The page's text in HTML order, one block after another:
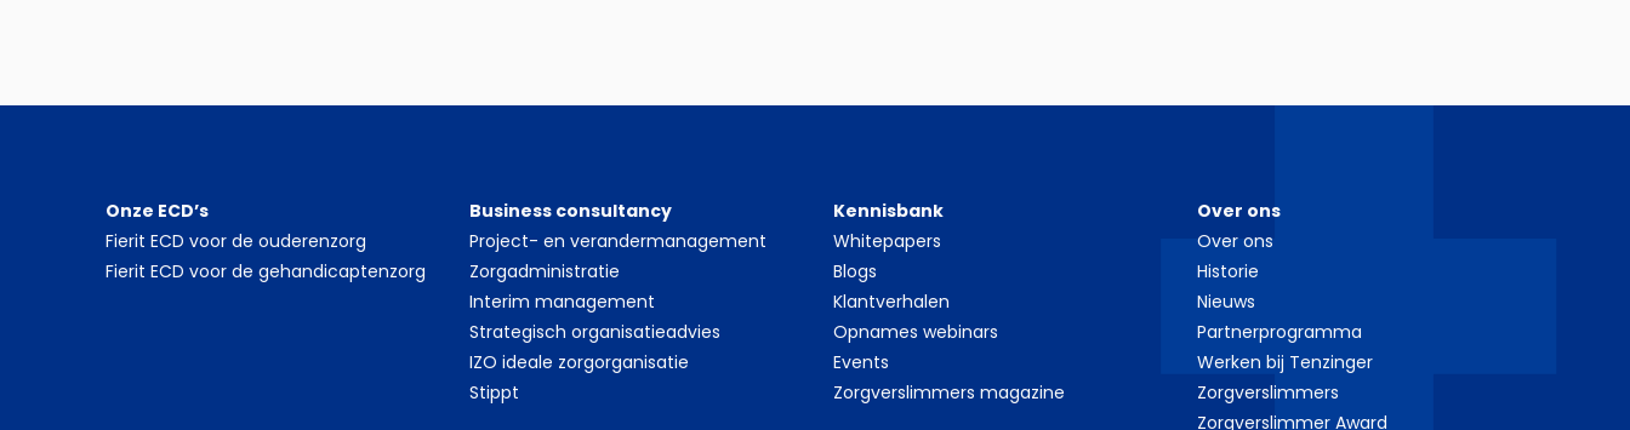
Onze ECD’s
Fierit ECD voor de ouderenzorg
Fierit ECD voor de gehandicaptenzorg
Business consultancy
Project- en verandermanagement
Zorgadministratie
Interim management
Strategisch organisatieadvies
IZO ideale zorgorganisatie
Stippt
Kennisbank
Whitepapers
Blogs
Klantverhalen
Opnames webinars
Events
Zorgverslimmers magazine
Over ons
Over ons
Historie
Nieuws
Partnerprogramma
Werken bij Tenzinger
Zorgverslimmers
Zorgverslimmer Award